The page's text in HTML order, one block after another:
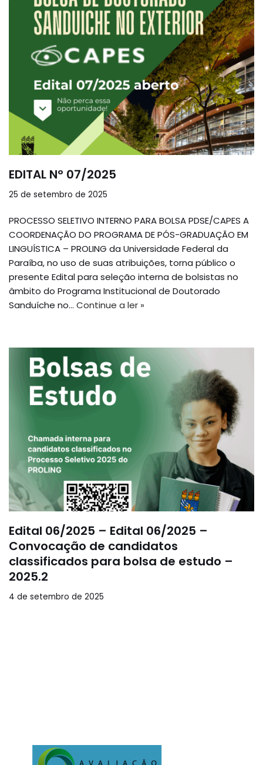
EDITAL Nº 07/2025
25 de setembro de 2025
PROCESSO SELETIVO INTERNO PARA BOLSA PDSE/CAPES A
COORDENAÇÃO DO PROGRAMA DE PÓS-GRADUAÇÃO EM
LINGUÍSTICA – PROLING da Universidade Federal da
Paraíba, no uso de suas atribuições, torna público o
presente Edital para seleção interna de bolsistas no
âmbito do Programa Institucional de Doutorado
Sanduíche no… Continue a ler »
Edital 06/2025 – Edital 06/2025 –
Convocação de candidatos
classificados para bolsa de estudo –
2025.2
4 de setembro de 2025